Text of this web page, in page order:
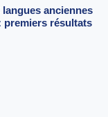
anciennes
premiers résultats